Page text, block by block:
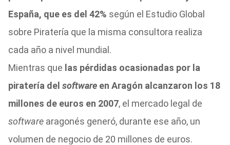
España, que es del 42% según el Estudio Global
sobre Piratería que la misma consultora realiza
cada año a nivel mundial.
Mientras que las pérdidas ocasionadas por la
piratería del softwareen Aragón alcanzaron los 18
millones de euros en 2007, el mercado legal de
softwarearagonés generó, durante ese año, un
volumen de negocio de 20 millones de euros.